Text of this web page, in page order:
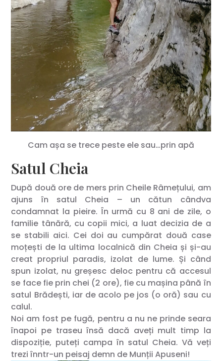
Cam așa se trece peste ele sau…prin apă
Satul Cheia
După două ore de mers prin Cheile Râmețului, am
ajuns în satul Cheia – un cătun cândva
condamnat la pieire. În urmă cu 8 ani de zile, o
familie tânără, cu copii mici, a luat decizia de a
se stabili aici. Cei doi au cumpărat două case
moțești de la ultima localnică din Cheia și și-au
creat propriul paradis, izolat de lume. Și când
spun izolat, nu greșesc deloc pentru că accesul
se face fie prin chei (2 ore), fie cu mașina până în
satul Brădești, iar de acolo pe jos (o oră) sau cu
calul.
Noi am fost pe fugă, pentru a nu ne prinde seara
înapoi pe traseu însă dacă aveți mult timp la
dispoziție, puteți campa în satul Cheia. Vă veți
trezi înntr-un peisaj demn de Munții Apuseni!